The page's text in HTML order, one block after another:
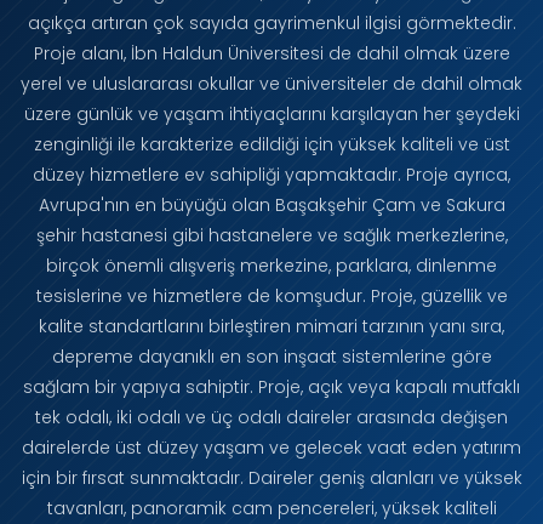
açıkça artıran çok sayıda gayrimenkul ilgisi görmektedir.
Proje alanı, İbn Haldun Üniversitesi de dahil olmak üzere
yerel ve uluslararası okullar ve üniversiteler de dahil olmak
üzere günlük ve yaşam ihtiyaçlarını karşılayan her şeydeki
zenginliği ile karakterize edildiği için yüksek kaliteli ve üst
düzey hizmetlere ev sahipliği yapmaktadır. Proje ayrıca,
Avrupa'nın en büyüğü olan Başakşehir Çam ve Sakura
şehir hastanesi gibi hastanelere ve sağlık merkezlerine,
birçok önemli alışveriş merkezine, parklara, dinlenme
tesislerine ve hizmetlere de komşudur. Proje, güzellik ve
kalite standartlarını birleştiren mimari tarzının yanı sıra,
depreme dayanıklı en son inşaat sistemlerine göre
sağlam bir yapıya sahiptir. Proje, açık veya kapalı mutfaklı
tek odalı, iki odalı ve üç odalı daireler arasında değişen
dairelerde üst düzey yaşam ve gelecek vaat eden yatırım
için bir fırsat sunmaktadır. Daireler geniş alanları ve yüksek
tavanları, panoramik cam pencereleri, yüksek kaliteli